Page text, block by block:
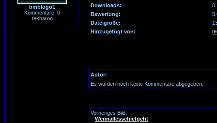
bmblogo1
Kommentare: 0
tekbaron
Downloads:
0
Bewertung:
Dateigröße:
Hinzugefügt von:
Autor:
Es wurden noch keine Kommentare abgegeben.
Vorheriges Bild:
Wennallesschiefgeht